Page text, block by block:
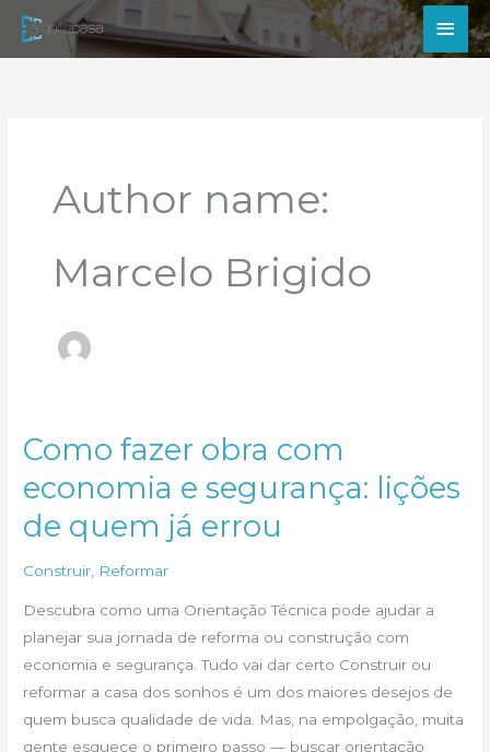
para
Author name:
Marcelo Brigido
Como fazer obra com
economia e segurança: lições
de quem já errou
Construir Reformar
Descubra como uma Orientação Técnica pode ajudar a
planejar sua jornada de reforma ou construção com
economia e segurança. Tudo vai dar certo Construir ou
reformar a casa dos sonhos é um dos maiores desejos de
quem busca qualidade de vida. Mas, na empolgação, muita
gente esquece o primeiro passo — buscar orientação